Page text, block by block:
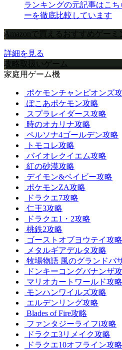
ランキングの元記事はこ
ーを徹底比較しています
Amazonで買えるおすすめゲーミ
詳細を見る
攻略取扱いゲーム
家庭用ゲーム機
ポケモンチャンピオンズ
ぽこあポケモン攻略
スプラレイダース攻略
時のオカリナ攻略
ペルソナ4ゴールデン攻略
トモコレ攻略
バイオレクイエム攻略
紅の砂漠攻略
デイモン&ベイビー攻略
ポケモンZA攻略
ドラクエ7攻略
仁王3攻略
ドラクエ1・2攻略
桃鉄2攻略
ゴーストオブヨウテイ攻略
メタルギアデルタ攻略
牧場物語 風のグランドバ
ドンキーコングバナンザ
マリオカートワールド攻略
モンハンワイルズ攻略
エルデンリング攻略
Blades of Fire攻略
ファンタジーライフi攻略
ドラクエ3リメイク攻略
ドラクエ10オフライン攻略